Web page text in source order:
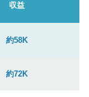
収益
約58K
約72K